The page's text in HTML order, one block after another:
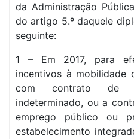
da Administração
do artigo 5.º daquele
seguinte:
1 – Em 2017, para
incentivos à mobilidade
com contrato de
indeterminado, ou a
emprego público ou
estabelecimento